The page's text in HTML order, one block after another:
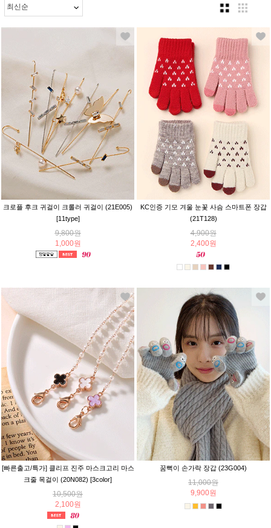
크로플 후크 귀걸이 크롤러 귀걸이 (21E005)
[11type]
9,800원
1,000원
KC인증 기모 겨울 눈꽃 사슴 스마트폰 장갑
(21T128)
4,900원
2,400원
[빠른출고/특가] 클리프 진주 마스크고리 마스
크줄 목걸이 (20N082) [3color]
10,500원
2,100원
꿈뻑이 손가락 장갑 (23G004)
11,000원
9,900원